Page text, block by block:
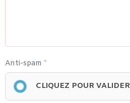
Anti-spam
CLIQUEZ POUR VALIDER